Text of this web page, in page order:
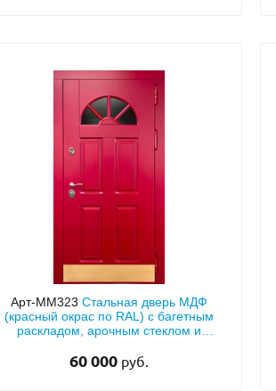
Арт-ММ323Стальная дверь МДФ
(красный окрас по RAL) с багетным
раскладом, арочным стеклом и
60 000 руб.